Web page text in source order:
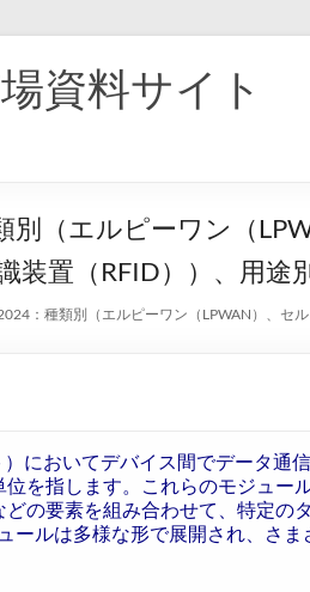
資料サイト
（エルピーワン（
装置（RFID））、用途
：種類別（エルピーワン（LPWAN）、セ
においてデバイス間でデータ通
を指します。これらのモジュー
の要素を組み合わせて、特定の
ールは多様な形で展開され、さま